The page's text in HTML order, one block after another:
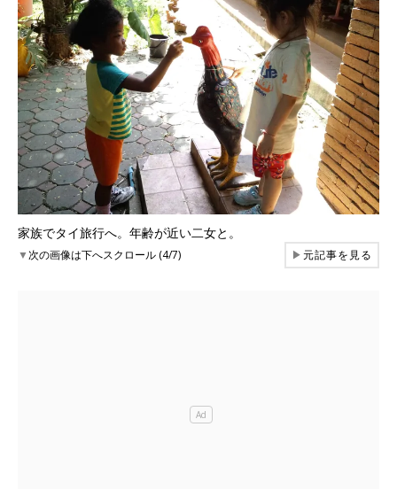
家族でタイ旅行へ。年齢が近い二女と。
▼次の画像は下へスクロール (4/7) ▶元記事を見る